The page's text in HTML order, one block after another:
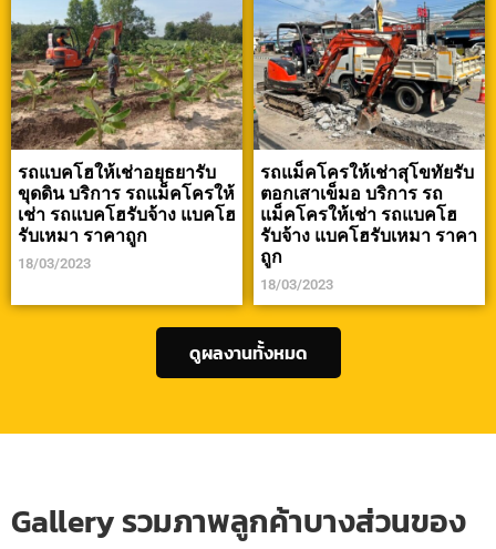
รถแบคโฮให้เช่าอยุธยารับ
ขุดดิน บริการ รถแม็คโครให้
เช่า รถแบคโฮรับจ้าง แบคโฮ
รับเหมา ราคาถูก
18/03/2023
รถแม็คโครให้เช่าสุโขทัยรับ
ตอกเสาเข็มอ บริการ รถ
แม็คโครให้เช่า รถแบคโฮ
รับจ้าง แบคโฮรับเหมา ราคา
ถูก
18/03/2023
ดูผลงานทั้งหมด
Gallery รวมภาพลูกค้าบางส่วนของ